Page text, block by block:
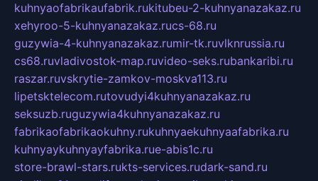
kuhnyaofabrikaufabrik.rukitubeu-2-kuhnyanazakaz.ru
xehyroo-5-kuhnyanazakaz.rucs-68.ru
guzywia-4-kuhnyanazakaz.rumir-tk.ruvlknrussia.ru
cs68.ruvladivostok-map.ruvideo-seks.rubankaribi.ru
raszar.ruvskrytie-zamkov-moskva113.ru
lipetsktelecom.rutovudyi4kuhnyanazakaz.ru
seksuzb.ruguzywia4kuhnyanazakaz.ru
fabrikaofabrikaokuhny.rukuhnyaekuhnyaafabrika.ru
kuhnyaykuhnyayfabrika.rue-abis1c.ru
store-brawl-stars.rukts-services.rudark-sand.ru